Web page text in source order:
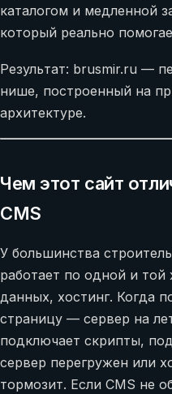
каталогом и медленной
который реально
Результат: brusmir.ru —
нише, построенный на
архитектуре.
Чем этот сайт
CMS
У большинства
работает по одной и
данных, хостинг. Когда
страницу — сервер на
подключает скрипты,
сервер перегружен или
тормозит. Если CMS не